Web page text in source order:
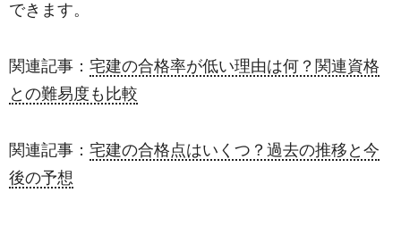
できます。
関連記事： 宅建の合格率が低い理由は何？関連資格
との難易度も比較
関連記事： 宅建の合格点はいくつ？過去の推移と今
後の予想